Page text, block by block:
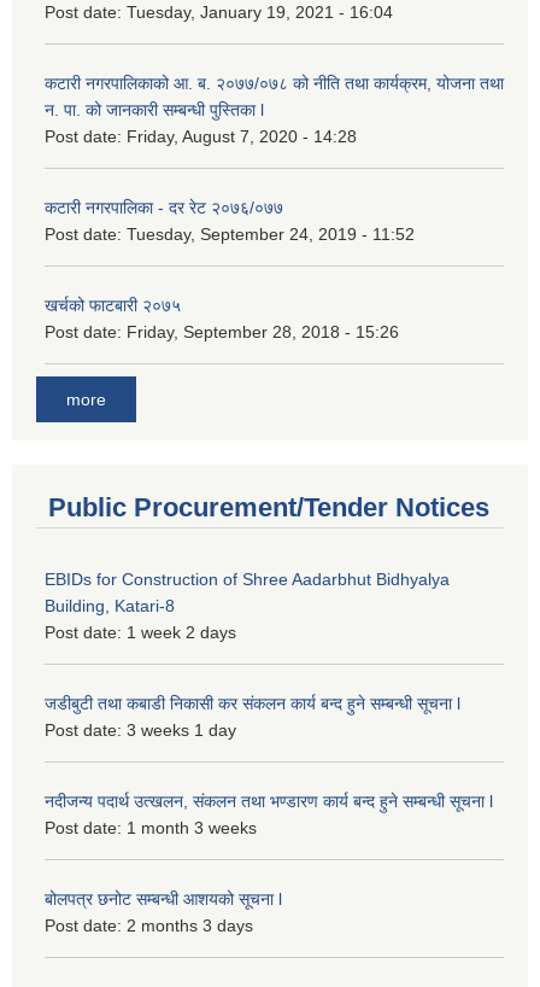
Post date: Tuesday, January 19, 2021 - 16:04
कटारी नगरपालिकाको आ. ब. २०७७/०७८ को नीति तथा कार्यक्रम, योजना तथा
न. पा. को जानकारी सम्बन्धी पुस्तिका l
Post date: Friday, August 7, 2020 - 14:28
कटारी नगरपालिका - दर रेट २०७६/०७७
Post date: Tuesday, September 24, 2019 - 11:52
खर्चको फाटबारी २०७५
Post date: Friday, September 28, 2018 - 15:26
more
Public Procurement/Tender Notices
EBIDs for Construction of Shree Aadarbhut Bidhyalya
Building, Katari-8
Post date: 1 week 2 days
जडीबुटी तथा कबाडी निकासी कर संकलन कार्य बन्द हुने सम्बन्धी सूचना l
Post date: 3 weeks 1 day
नदीजन्य पदार्थ उत्खलन, संकलन तथा भण्डारण कार्य बन्द हुने सम्बन्धी सूचना l
Post date: 1 month 3 weeks
बोलपत्र छनोट सम्बन्धी आशयको सूचना l
Post date: 2 months 3 days